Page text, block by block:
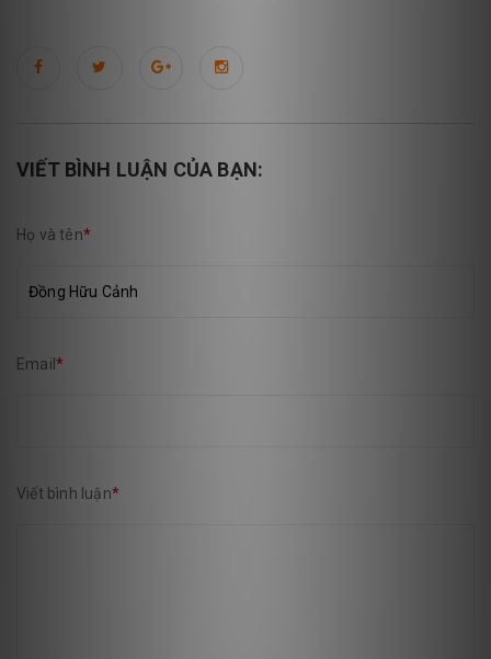
VIẾT BÌNH LUẬN CỦA BẠN:
Họ và tên*
Email *
Viết bình luận*